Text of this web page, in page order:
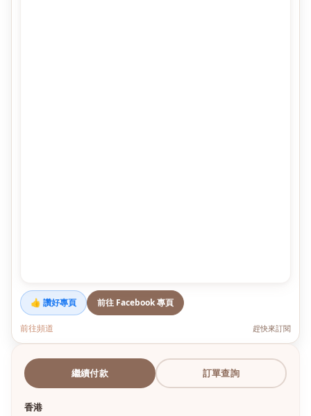
👍 讚好專頁 前往 Facebook 專頁
前往頻道 趕快來訂閱
繼續付款 訂單查詢
香港